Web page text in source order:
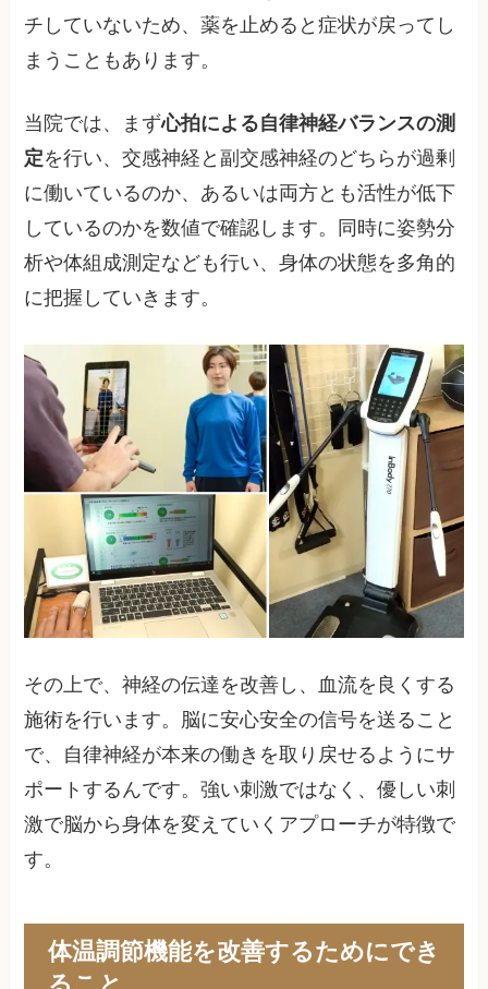
チしていないため、薬を止めると症状が戻ってし
まうこともあります。
当院では、まず心拍による自律神経バランスの測
定を行い、交感神経と副交感神経のどちらが過剰
に働いているのか、あるいは両方とも活性が低下
しているのかを数値で確認します。同時に姿勢分
析や体組成測定なども行い、身体の状態を多角的
に把握していきます。
その上で、神経の伝達を改善し、血流を良くする
施術を行います。脳に安心安全の信号を送ること
で、自律神経が本来の働きを取り戻せるようにサ
ポートするんです。強い刺激ではなく、優しい刺
激で脳から身体を変えていくアプローチが特徴で
す。
体温調節機能を改善するためにでき